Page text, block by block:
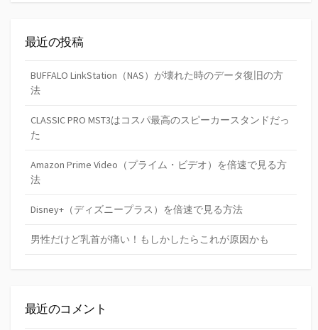
最近の投稿
BUFFALO LinkStation（NAS）が壊れた時のデータ復旧の方
法
CLASSIC PRO MST3はコスパ最高のスピーカースタンドだっ
た
Amazon Prime Video（プライム・ビデオ）を倍速で見る方
法
Disney+（ディズニープラス）を倍速で見る方法
男性だけど乳首が痛い！もしかしたらこれが原因かも
最近のコメント